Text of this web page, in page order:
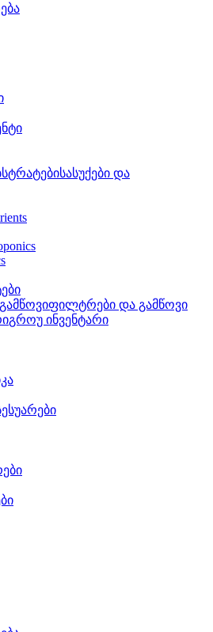
სასუქები და
ფილტრები და გამწოვი
გროუ ინვენტარი